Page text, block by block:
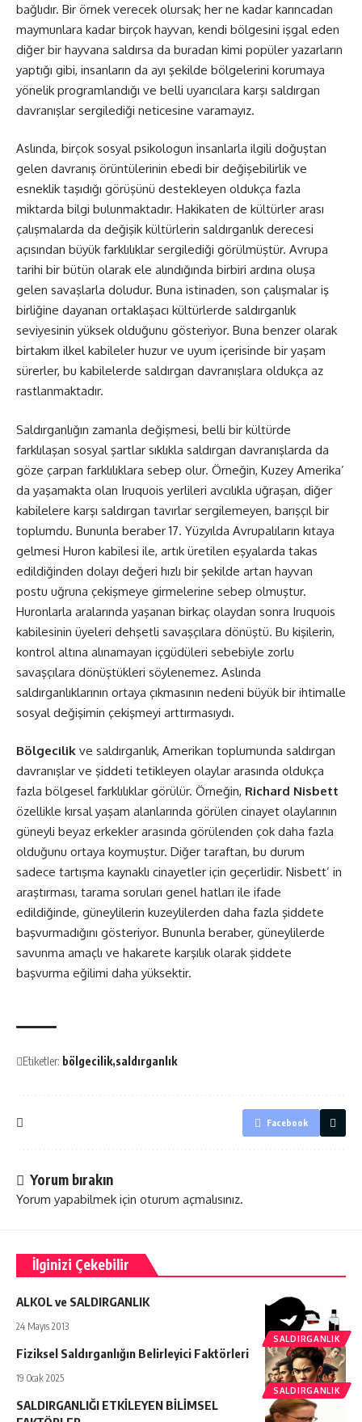
bağlıdır. Bir örnek verecek olursak; her ne kadar karıncadan
maymunlara kadar birçok hayvan, kendi bölgesini işgal eden
diğer bir hayvana saldırsa da buradan kimi popüler yazarların
yaptığı gibi, insanların da ayı şekilde bölgelerini korumaya
yönelik programlandığı ve belli uyarıcılara karşı saldırgan
davranışlar sergilediği neticesine varamayız.
Aslında, birçok sosyal psikologun insanlarla ilgili doğuştan
gelen davranış örüntülerinin ebedi bir değişebilirlik ve
esneklik taşıdığı görüşünü destekleyen oldukça fazla
miktarda bilgi bulunmaktadır. Hakikaten de kültürler arası
çalışmalarda da değişik kültürlerin saldırganlık derecesi
açısından büyük farklılıklar sergilediği görülmüştür. Avrupa
tarihi bir bütün olarak ele alındığında birbiri ardına oluşa
gelen savaşlarla doludur. Buna istinaden, son çalışmalar iş
birliğine dayanan ortaklaşacı kültürlerde saldırganlık
seviyesinin yüksek olduğunu gösteriyor. Buna benzer olarak
birtakım ilkel kabileler huzur ve uyum içerisinde bir yaşam
sürerler, bu kabilelerde saldırgan davranışlara oldukça az
rastlanmaktadır.
Saldırganlığın zamanla değişmesi, belli bir kültürde
farklılaşan sosyal şartlar sıklıkla saldırgan davranışlarda da
göze çarpan farklılıklara sebep olur. Örneğin, Kuzey Amerika’
da yaşamakta olan Iruquois yerlileri avcılıkla uğraşan, diğer
kabilelere karşı saldırgan tavırlar sergilemeyen, barışçıl bir
toplumdu. Bununla beraber 17. Yüzyılda Avrupalıların kıtaya
gelmesi Huron kabilesi ile, artık üretilen eşyalarda takas
edildiğinden dolayı değeri hızlı bir şekilde artan hayvan
postu uğruna çekişmeye girmelerine sebep olmuştur.
Huronlarla aralarında yaşanan birkaç olaydan sonra Iruquois
kabilesinin üyeleri dehşetli savaşçılara dönüştü. Bu kişilerin,
kontrol altına alınamayan içgüdüleri sebebiyle zorlu
savaşçılara dönüştükleri söylenemez. Aslında
saldırganlıklarının ortaya çıkmasının nedeni büyük bir ihtimalle
sosyal değişimin çekişmeyi arttırmasıydı.
Bölgecilik ve saldırganlık, Amerikan toplumunda saldırgan
davranışlar ve şiddeti tetikleyen olaylar arasında oldukça
fazla bölgesel farklılıklar görülür. Örneğin, Richard Nisbett
özellikle kırsal yaşam alanlarında görülen cinayet olaylarının
güneyli beyaz erkekler arasında görülenden çok daha fazla
olduğunu ortaya koymuştur. Diğer taraftan, bu durum
sadece tartışma kaynaklı cinayetler için geçerlidir. Nisbett’ in
araştırması, tarama soruları genel hatları ile ifade
edildiğinde, güneylilerin kuzeylilerden daha fazla şiddete
başvurmadığını gösteriyor. Bununla beraber, güneylilerde
savunma amaçlı ve hakarete karşılık olarak şiddete
başvurma eğilimi daha yüksektir.
Etiketler: bölgecilik saldırganlık
Facebook
Yorum bırakın
Yorum yapabilmek için oturum açmalısınız.
İlginizi Çekebilir
SALDIRGANLIK
ALKOL ve SALDIRGANLIK
24 Mayıs 2013
SALDIRGANLIK
Fiziksel Saldırganlığın Belirleyici Faktörleri
19 Ocak 2025
SALDIRGANLIĞI ETKİLEYEN BİLİMSEL